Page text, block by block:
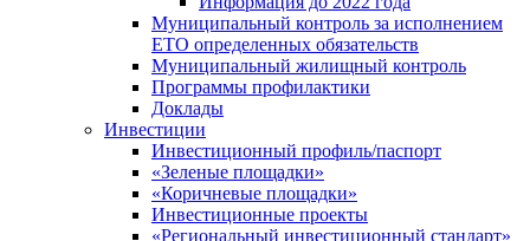
Муниципальный контроль за исполнением
ЕТО определенных обязательств
Муниципальный жилищный контроль
Программы профилактики
Доклады
Инвестиции
Инвестиционный профиль/паспорт
«Зеленые площадки»
«Коричневые площадки»
Инвестиционные проекты
«Региональный инвестиционный стандарт»